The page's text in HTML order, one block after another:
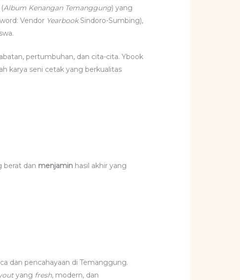
(Album Kenangan Temanggung) yang
Vendor YearbookSindoro-Sumbing),
pertumbuhan, dan cita-cita. Ybook
karya seni cetak yang berkualitas
berat dan menjamin hasil akhir yang
dan pencahayaan di Temanggung.
yang fresh, modern, dan